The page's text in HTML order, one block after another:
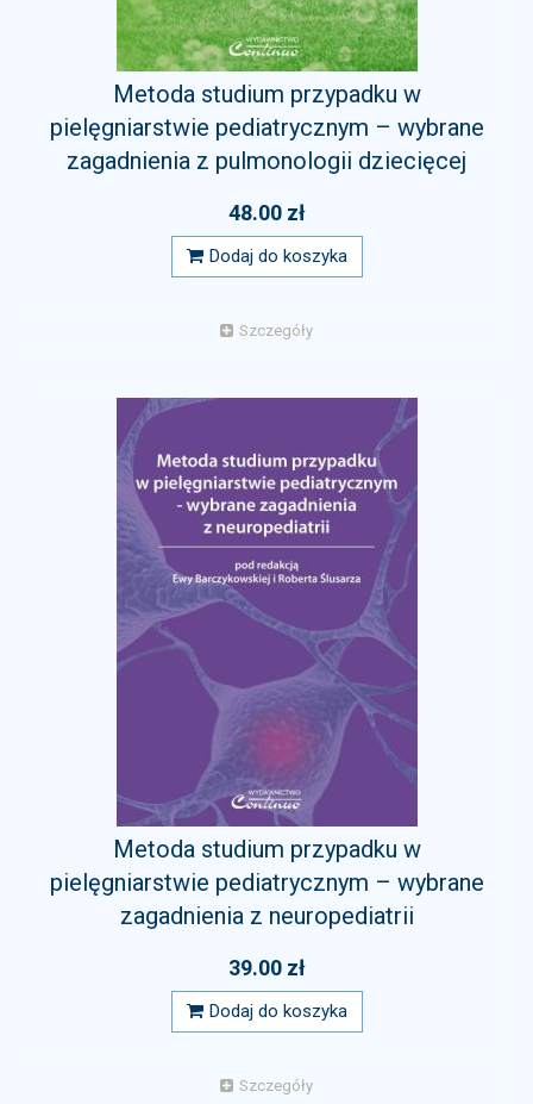
Metoda studium przypadku w
pielęgniarstwie pediatrycznym – wybrane
zagadnienia z pulmonologii dziecięcej
48.00 zł
Dodaj do koszyka
Szczegóły
Metoda studium przypadku w
pielęgniarstwie pediatrycznym – wybrane
zagadnienia z neuropediatrii
39.00 zł
Dodaj do koszyka
Szczegóły